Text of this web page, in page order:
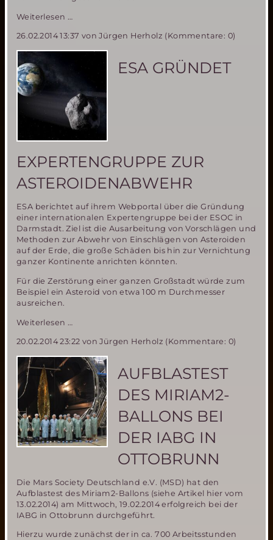
Weiterlesen …
verlor
im
fast
sein
Leben
während
eines
der
ISS
26.02.2014 13:37 von Jürgen Herholz (Kommentare: 0)
ESA GRÜNDET
EXPERTENGRUPPE ZUR
ASTEROIDENABWEHR
ESA berichtet auf ihrem Webportal über die Gründung
einer internationalen Expertengruppe bei der ESOC in
Darmstadt. Ziel ist die Ausarbeitung von Vorschlägen und
Methoden zur Abwehr von Einschlägen von Asteroiden
auf der Erde, die große Schäden bis hin zur Vernichtung
ganzer Kontinente anrichten könnten.
Für die Zerstörung einer ganzen Großstadt würde zum
Beispiel ein Asteroid von etwa 100 m Durchmesser
ausreichen.
Weiterlesen …
Expertengruppe
zur
Asteroidenabwehr
20.02.2014 23:22 von Jürgen Herholz (Kommentare: 0)
AUFBLASTEST
DES MIRIAM2-
BALLONS BEI
DER IABG IN
OTTOBRUNN
Die Mars Society Deutschland e.V. (MSD) hat den
Aufblastest des Miriam2-Ballons (siehe Artikel hier vom
13.02.2014) am Mittwoch, 19.02.2014 erfolgreich bei der
IABG in Ottobrunn durchgeführt.
Hierzu wurde zunächst der in ca. 700 Arbeitsstunden